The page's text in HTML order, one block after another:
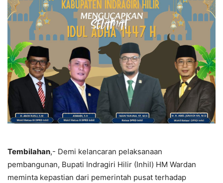
Tembilahan,- Demi kelancaran pelaksanaan
pembangunan, Bupati Indragiri Hilir (Inhil) HM Wardan
meminta kepastian dari pemerintah pusat terhadap